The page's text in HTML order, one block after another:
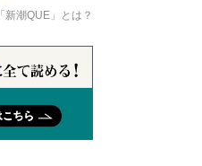
「新潮QUE」とは？